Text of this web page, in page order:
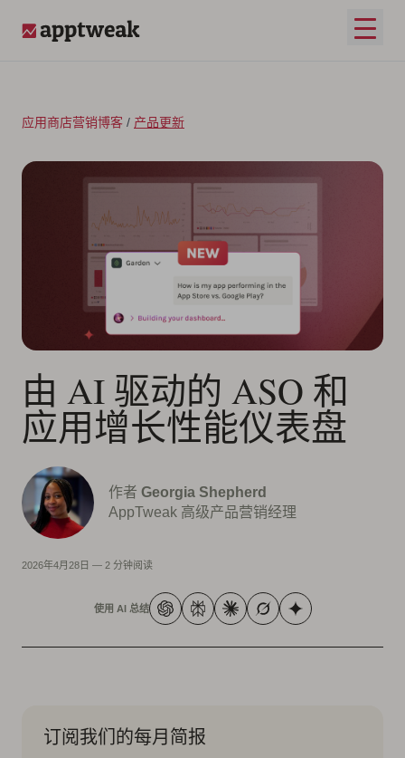
打开
应用商店营销博客 / 产品更新
由 AI 驱动的 ASO 和
应用增长性能仪表盘
作者 Georgia Shepherd
AppTweak 高级产品营销经理
2026年4月28日 — 2 分钟阅读
使用 AI 总结
订阅我们的每月简报